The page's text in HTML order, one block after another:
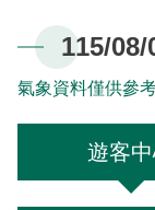
園區氣象
RSS訂閱
水里遊客中心
塔塔加遊客中心
東埔服務中心
梅山遊客中心
高山急難救
可通訊參考點
登山安全系
防疫期間登
南橫三山及關
南二段步道系統
新康橫斷步道
馬博拉斯橫斷
地質
水文
植物
布農族
八通關古道
八通關越道
玉山腳下的
黑熊專區
臺灣黑熊科普
與熊共存
黑熊通報
科研基地
科研成果
公民科學
路死動物調
生態保育資訊
課程介紹
環教預約
線上玉山
影音出版品
玉山寫真
旅遊摺頁
行政服務
玉山國家公園
關於我們
我們的願景
政府資訊公開
法律規範
意見信箱
English
115/08/
氣象資料僅供參
遊客